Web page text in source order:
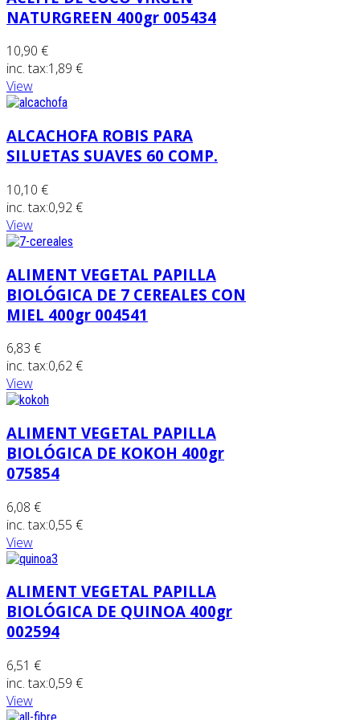
NATURGREEN 400gr 005434
10,90 €
inc. tax:1,89 €
View
ALCACHOFA ROBIS PARA
SILUETAS SUAVES 60 COMP.
10,10 €
inc. tax:0,92 €
View
ALIMENT VEGETAL PAPILLA
BIOLÓGICA DE 7 CEREALES CON
MIEL 400gr 004541
6,83 €
inc. tax:0,62 €
View
ALIMENT VEGETAL PAPILLA
BIOLÓGICA DE KOKOH 400gr
075854
6,08 €
inc. tax:0,55 €
View
ALIMENT VEGETAL PAPILLA
BIOLÓGICA DE QUINOA 400gr
002594
6,51 €
inc. tax:0,59 €
View